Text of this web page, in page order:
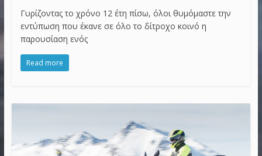
Γυρίζοντας το χρόνο 12 έτη πίσω, όλοι θυμόμαστε την
εντύπωση που έκανε σε όλο το δίτροχο κοινό η
παρουσίαση ενός
Read more